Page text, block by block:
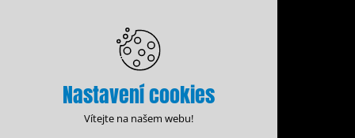
Nastavení cookies
Vítejte na našem webu!